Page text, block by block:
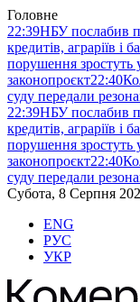
Головне
22:39НБУ послабив
кредитів, аграріїв і
порушення зростуть
законопроєкт22:40
суду передали
22:39НБУ послабив
кредитів, аграріїв і
порушення зростуть
законопроєкт22:40
суду передали
Субота, 8 Серпня
ENG
РУС
УКР